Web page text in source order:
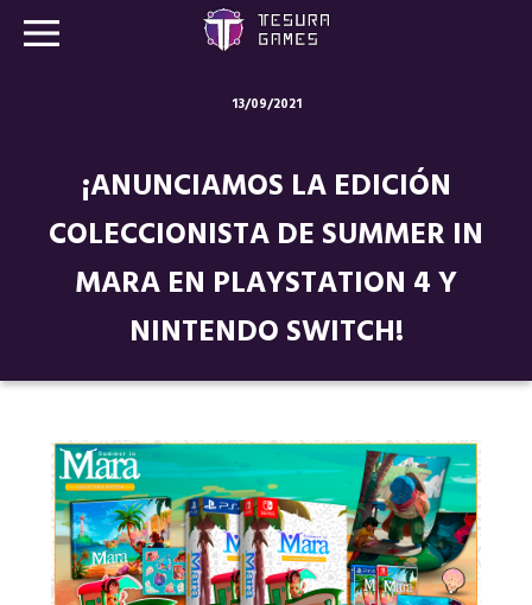
13/09/2021
¡ANUNCIAMOS LA EDICIÓN
COLECCIONISTA DE SUMMER IN
MARA EN PLAYSTATION 4 Y
NINTENDO SWITCH!
Store
Blog
Sobre nosotros
Nuestras redes: